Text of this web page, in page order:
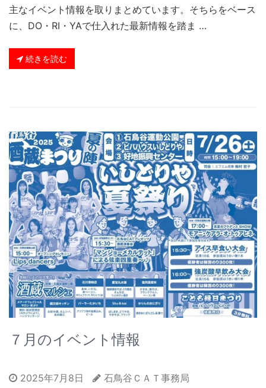
主なイベント情報を取りまとめています。そちらをベース
に、DO・RI・YAで仕入れた最新情報を踏ま …
続きを読む
７月のイベント情報
2025年7月8日
石鳥谷ＣＡＴ事務局